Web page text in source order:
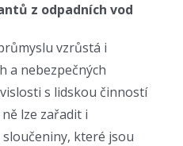
z odpadních vod
vzrůstá i
a nebezpečných
s lidskou činností
lze zařadit i
které jsou